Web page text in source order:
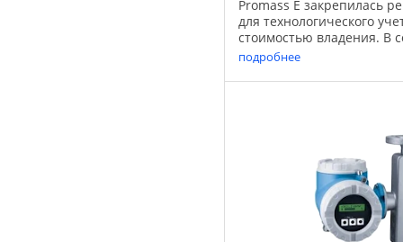
Promass E закрепилась
для технологического
стоимостью владения. В
преобразователем
стандартных
подробнее